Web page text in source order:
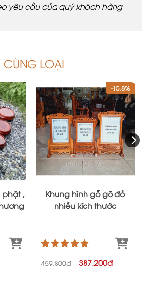
yêu cầu của quý khách hàng
CÙNG LOẠI
phật ,
-15.8%
Khung hình gỗ gõ đỏ
nhiều kích thước
459.800đ 387.200đ